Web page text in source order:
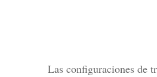
Las configuraciones de